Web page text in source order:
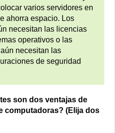
varios servidores en
ahorra espacio. Los
necesitan las licencias
operativos o las
necesitan las
de seguridad
son dos ventajas de
computadoras? (Elija dos